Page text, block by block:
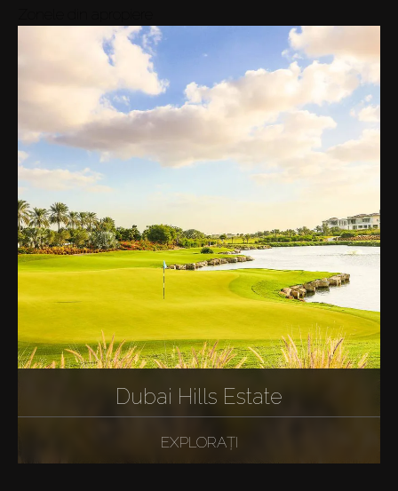
Dubai Hills Estate
EXPLORAȚI